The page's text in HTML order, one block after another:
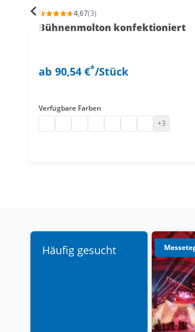
4,67(3)
Bühnenmolton konfektioniert
ab 90,54 €*/Stück
Verfügbare Farben
Bühnenmolton konfektioniert
Backdrop Bühnenmolton
Bühnenmolton
Bühnenmolton
Bühnenmolton
+3
Häufig gesucht